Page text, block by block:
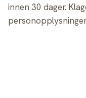
innen 30 dager.